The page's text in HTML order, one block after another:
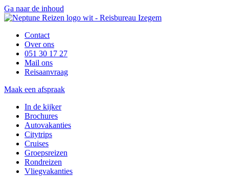
Ga naar de inhoud
Contact
Over ons
051 30 17 27
Mail ons
Reisaanvraag
Maak een afspraak
In de kijker
Brochures
Autovakanties
Citytrips
Cruises
Groepsreizen
Rondreizen
Vliegvakanties